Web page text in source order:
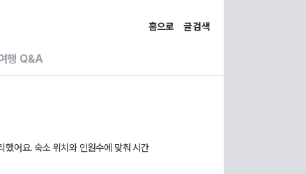
홈으로 글 검색
행 Q&A
어요. 숙소 위치와 인원수에 맞춰 시간